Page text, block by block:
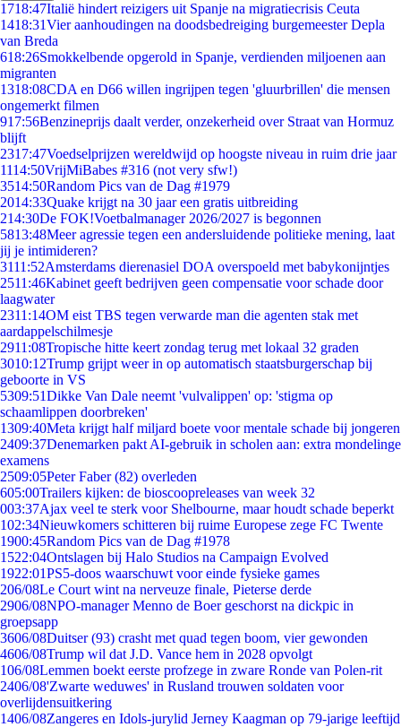
1718:47Italië hindert reizigers uit Spanje na migratiecrisis Ceuta
1418:31Vier aanhoudingen na doodsbedreiging burgemeester Depla
van Breda
618:26Smokkelbende opgerold in Spanje, verdienden miljoenen aan
migranten
1318:08CDA en D66 willen ingrijpen tegen 'gluurbrillen' die mensen
ongemerkt filmen
917:56Benzineprijs daalt verder, onzekerheid over Straat van Hormuz
blijft
2317:47Voedselprijzen wereldwijd op hoogste niveau in ruim drie jaar
1114:50VrijMiBabes #316 (not very sfw!)
3514:50Random Pics van de Dag #1979
2014:33Quake krijgt na 30 jaar een gratis uitbreiding
214:30De FOK!Voetbalmanager 2026/2027 is begonnen
5813:48Meer agressie tegen een andersluidende politieke mening, laat
jij je intimideren?
3111:52Amsterdams dierenasiel DOA overspoeld met babykonijntjes
2511:46Kabinet geeft bedrijven geen compensatie voor schade door
laagwater
2311:14OM eist TBS tegen verwarde man die agenten stak met
aardappelschilmesje
2911:08Tropische hitte keert zondag terug met lokaal 32 graden
3010:12Trump grijpt weer in op automatisch staatsburgerschap bij
geboorte in VS
5309:51Dikke Van Dale neemt 'vulvalippen' op: 'stigma op
schaamlippen doorbreken'
1309:40Meta krijgt half miljard boete voor mentale schade bij jongeren
2409:37Denemarken pakt AI-gebruik in scholen aan: extra mondelinge
examens
2509:05Peter Faber (82) overleden
605:00Trailers kijken: de bioscoopreleases van week 32
003:37Ajax veel te sterk voor Shelbourne, maar houdt schade beperkt
102:34Nieuwkomers schitteren bij ruime Europese zege FC Twente
1900:45Random Pics van de Dag #1978
1522:04Ontslagen bij Halo Studios na Campaign Evolved
1922:01PS5-doos waarschuwt voor einde fysieke games
206/08Le Court wint na nerveuze finale, Pieterse derde
2906/08NPO-manager Menno de Boer geschorst na dickpic in
groepsapp
3606/08Duitser (93) crasht met quad tegen boom, vier gewonden
4606/08Trump wil dat J.D. Vance hem in 2028 opvolgt
106/08Lemmen boekt eerste profzege in zware Ronde van Polen-rit
2406/08'Zwarte weduwes' in Rusland trouwen soldaten voor
overlijdensuitkering
1406/08Zangeres en Idols-jurylid Jerney Kaagman op 79-jarige leeftijd